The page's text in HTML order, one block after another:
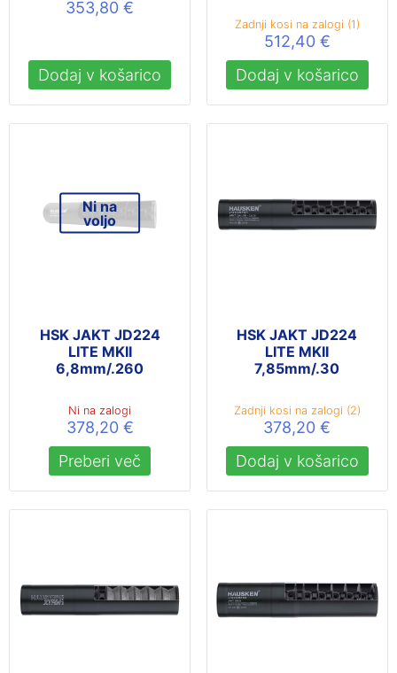
353,80€
Dodaj v košarico
Zadnji kosi na zalogi (1)
512,40 €
Dodaj v košarico
Ni na
voljo
HSK JAKT JD224
LITE MKII
6,8mm/.260
Ni na zalogi
378,20 €
Preberi več
HSK JAKT JD224
LITE MKII
7,85mm/.30
Zadnji kosi na zalogi (2)
378,20€
Dodaj v košarico